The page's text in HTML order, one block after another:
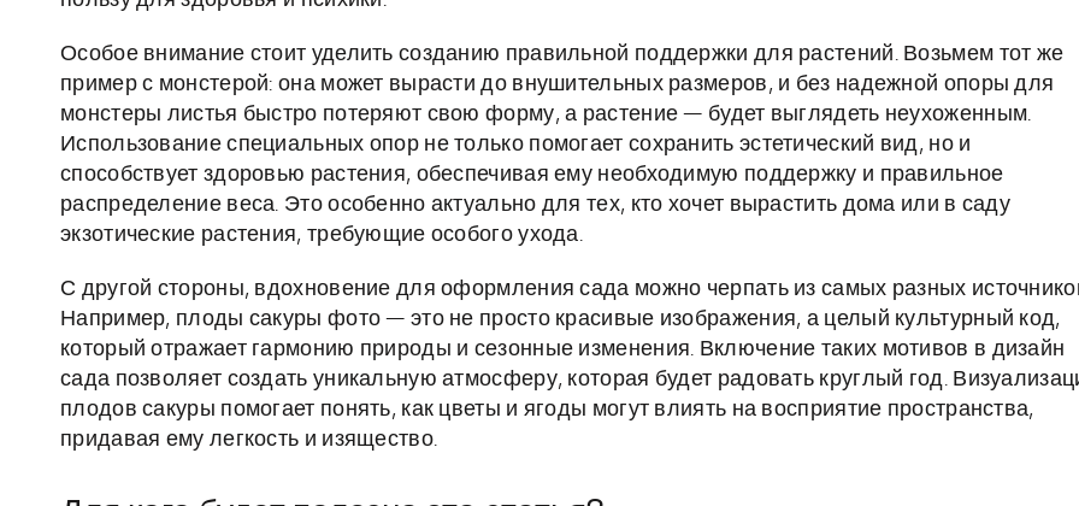
Особое внимание стоит уделить созданию правильной поддержки для растений. Возьмем тот же
пример с монстерой: она может вырасти до внушительных размеров, и без надежной опоры для
монстеры листья быстро потеряют свою форму, а растение — будет выглядеть неухоженным.
Использование специальных опор не только помогает сохранить эстетический вид, но и
способствует здоровью растения, обеспечивая ему необходимую поддержку и правильное
распределение веса. Это особенно актуально для тех, кто хочет вырастить дома или в саду
экзотические растения, требующие особого ухода.
С другой стороны, вдохновение для оформления сада можно черпать из самых разных
Например, плоды сакуры фото — это не просто красивые изображения, а целый культурный код,
который отражает гармонию природы и сезонные изменения. Включение таких мотивов в дизайн
сада позволяет создать уникальную атмосферу, которая будет радовать круглый год.
плодов сакуры помогает понять, как цветы и ягоды могут влиять на восприятие пространства,
придавая ему легкость и изящество.